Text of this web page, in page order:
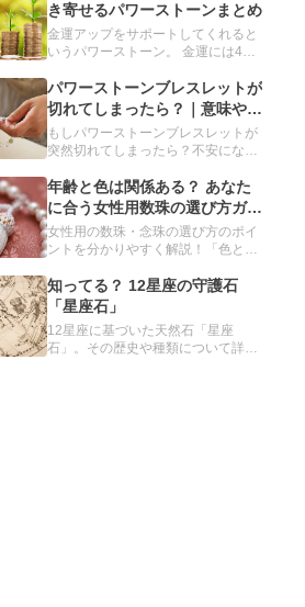
す。利き手とその反対の手、それぞ
れに適したパワーストーンを解説し
ます。
き寄せるパワーストーンまとめ
金運アップをサポートしてくれると
いうパワーストーン。 金運には4種
誰もが手に入れたい金運を強化して
くれるパワーストーンを、目的別に
まとめました。「金運を上げたい」
と願う人は必読です。
パワーストーンブレスレットが
切れてしまったら？｜意味や対
処法をご紹介
もしパワーストーンブレスレットが
突然切れてしまったら？不安になる
りません。パワーストーンブレスレ
ットが切れてしまう理由や、切れた
ときの対処方法について、分かりや
すくご紹介します。
年齢と色は関係ある？ あなた
に合う女性用数珠の選び方ガイ
ド
女性用の数珠・念珠の選び方のポイ
ントを分かりやすく解説！「色と年
ばいいの？」種類や素材別のおすす
めを紹介し、あなたにぴったりの数
珠を見つけるお手伝いをします。自
分だけの数珠をオーダーメイドでき
るサービスも。
知ってる？ 12星座の守護石
「星座石」
12星座に基づいた天然石「星座
石」。その歴史や種類について詳細